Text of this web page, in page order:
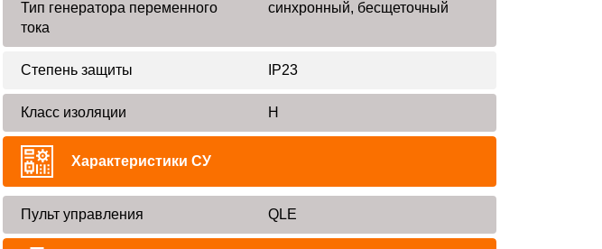
Тип генератора переменного
тока
синхронный, бесщеточный
Степень защиты IP23
Класс изоляции H
Характеристики СУ
Пульт управления QLE